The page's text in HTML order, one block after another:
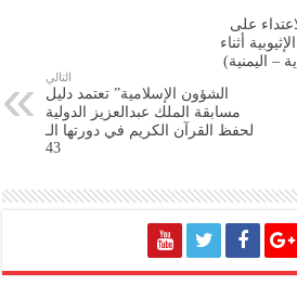
على
أثناء
– اليمنية)
التالي
الشؤون الإسلامية” تعتمد دليل
مسابقة الملك عبدالعزيز الدولية
لحفظ القرآن الكريم في دورتها الـ
43